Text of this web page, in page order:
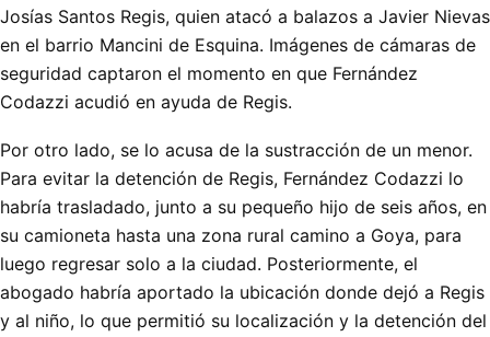
Josías Santos Regis, quien atacó a balazos a Javier Nievas
en el barrio Mancini de Esquina. Imágenes de cámaras de
seguridad captaron el momento en que Fernández
Codazzi acudió en ayuda de Regis.
Por otro lado, se lo acusa de la sustracción de un menor.
Para evitar la detención de Regis, Fernández Codazzi lo
habría trasladado, junto a su pequeño hijo de seis años, en
su camioneta hasta una zona rural camino a Goya, para
luego regresar solo a la ciudad. Posteriormente, el
abogado habría aportado la ubicación donde dejó a Regis
y al niño, lo que permitió su localización y la detención del